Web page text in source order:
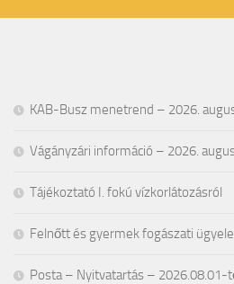
KAB-Busz menetrend – 2026.
Vágányzári információ – 2026.
Tájékoztató I. fokú vízkorlátozásról
Felnőtt és gyermek fogászati
Posta – Nyitvatartás – 2026.08.01-